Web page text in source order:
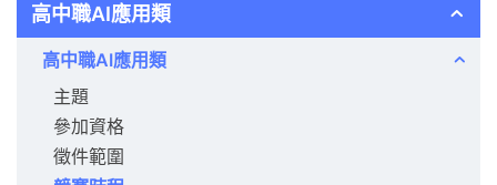
高中職AI應用類
高中職AI應用類
主題
參加資格
徵件範圍